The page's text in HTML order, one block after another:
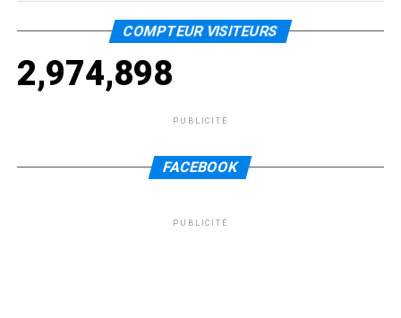
COMPTEUR VISITEURS
2,974,898
PUBLICITÉ
FACEBOOK
PUBLICITÉ